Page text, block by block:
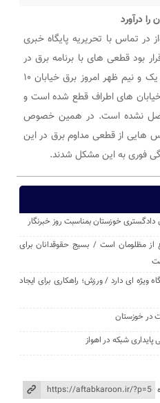
درآورد
در تماس با تحریریه پایگاه خبری
بود قطعی های با برنامه برق در
حد ۲ ساعت باشد ولی از ساعت یک و نیم ظهر امروز برق خیابان ۱۰
خیابان های اطراف قطع شده است و
برق وصل نشده است. در همین خصوص
هایی از قطعی مداوم برق در این
فوری به این مشکل شدند.
خوزستان بمناسبت روز خبرنگار
مظلومان است / بسیج حقوقدانان برای
ای دارد / ورزش؛ راهکاری برای ایجاد
شبکه در اهواز